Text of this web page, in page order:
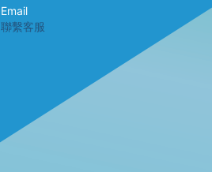
Email
聯繫客服